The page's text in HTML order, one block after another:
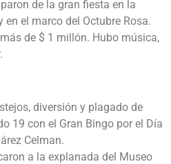
de la gran fiesta en la
en el marco del Octubre Rosa.
de $ 1 millón. Hubo música,
diversión y plagado de
19 con el Gran Bingo por el Día
Celman.
a la explanada del Museo